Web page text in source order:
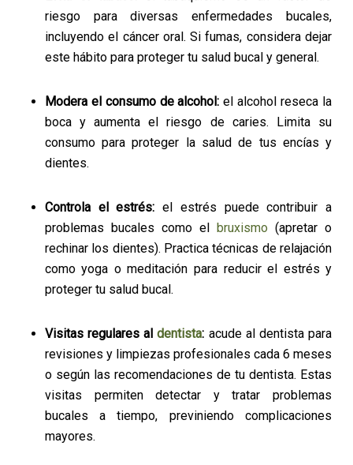
riesgo para diversas enfermedades bucales,
incluyendo el cáncer oral. Si fumas, considera dejar
este hábito para proteger tu salud bucal y general.
Modera el consumo de alcohol:el alcohol reseca la
boca y aumenta el riesgo de caries. Limita su
consumo para proteger la salud de tus encías y
dientes.
Controla el estrés:el estrés puede contribuir a
problemas bucales como elbruxismo (apretar o
rechinar los dientes). Practica técnicas de relajación
como yoga o meditación para reducir el estrés y
proteger tu salud bucal.
Visitas regulares aldentista: acude al dentista para
revisiones y limpiezas profesionales cada 6 meses
o según las recomendaciones de tu dentista. Estas
visitas permiten detectar y tratar problemas
bucales a tiempo, previniendo complicaciones
mayores.